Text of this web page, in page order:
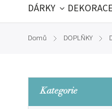
DÁRKY
DEKORACE
SLOVENSKÉ SPECIÁLY
Domů / DOPLŇKY /
Kategorie